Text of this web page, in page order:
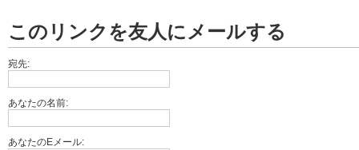
このリンクを友人にメールする
宛先:
あなたの名前:
あなたのEメール: